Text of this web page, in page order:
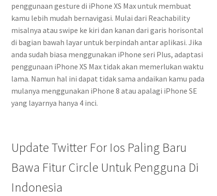
penggunaan gesture di iPhone XS Max untuk membuat
kamu lebih mudah bernavigasi. Mulai dari Reachability
misalnya atau swipe ke kiri dan kanan dari garis horisontal
di bagian bawah layar untuk berpindah antar aplikasi. Jika
anda sudah biasa menggunakan iPhone seri Plus, adaptasi
penggunaan iPhone XS Max tidak akan memerlukan waktu
lama. Namun hal ini dapat tidak sama andaikan kamu pada
mulanya menggunakan iPhone 8 atau apalagi iPhone SE
yang layarnya hanya 4 inci.
Update Twitter For Ios Paling Baru
Bawa Fitur Circle Untuk Pengguna Di
Indonesia